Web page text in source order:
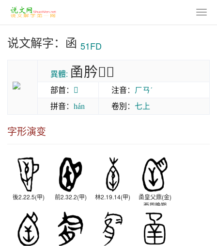
说文解字：函 51FD
異體: 圅肣𦛜𦝵
部首： 𢎘 注音： ㄏㄢˊ
拼音： hán 卷別： 七上
字形演变
後2.22.5(甲) 前2.32.2(甲) 林2.19.14(甲)
圅皇父鼎(金)
西周晚期